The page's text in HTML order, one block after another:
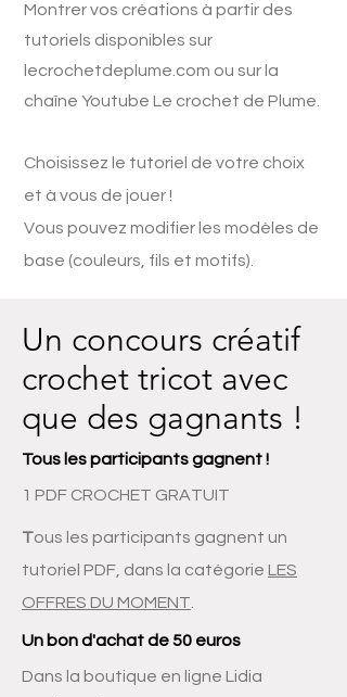
Montrer vos créations à partir des
tutoriels disponibles sur
lecrochetdeplume.com ou sur la
chaîne Youtube Le crochet de Plume
Choisissez le tutoriel de votre choix
et à vous de jouer !
Vous pouvez modifier les modèles de
base (couleurs, fils et motifs).
Un concours créatif
crochet tricot avec
que des gagnants !
Tous les participants gagnent !
1 PDF CROCHET GRATUIT
Tous les participants gagnent un
tutoriel PDF, dans la catégorie LES
OFFRES DU MOMENT
Un bon d'achat de 50 euros
Dans la boutique en ligne Lidia